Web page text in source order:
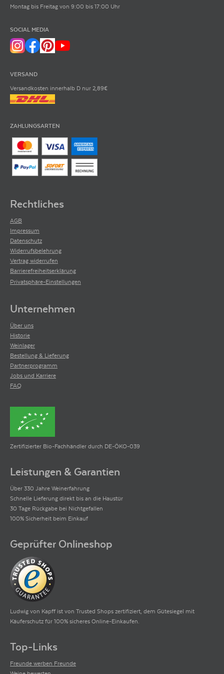
ARTIKELNUMMER
Montag bis Freitag von 9:00 bis 17:00 Uhr
SOCIAL MEDIA
VERSAND
Versandkosten innerhalb D nur 2,89€
ZAHLUNGSARTEN
Rechtliches
AGB
Impressum
Datenschutz
Widerrufsbelehrung
Vertrag widerrufen
Barrierefreiheitserklärung
Privatsphäre-Einstellungen
Unternehmen
Über uns
Historie
Weinlager
Bestellung & Lieferung
Partnerprogramm
Jobs und Karriere
FAQ
Zertifizierter Bio-Fachhändler durch DE-ÖKO-039
Leistungen & Garantien
Über 330 Jahre Weinerfahrung
Schnelle Lieferung direkt bis an die Haustür
30 Tage Rückgabe bei Nichtgefallen
100% Sicherheit beim Einkauf
Geprüfter Onlineshop
Ludwig von Kapff ist von Trusted Shops zertifiziert, dem Gütesiegel mit
Käuferschutz für 100% sicheres Online-Einkaufen.
Top-Links
Freunde werben Freunde